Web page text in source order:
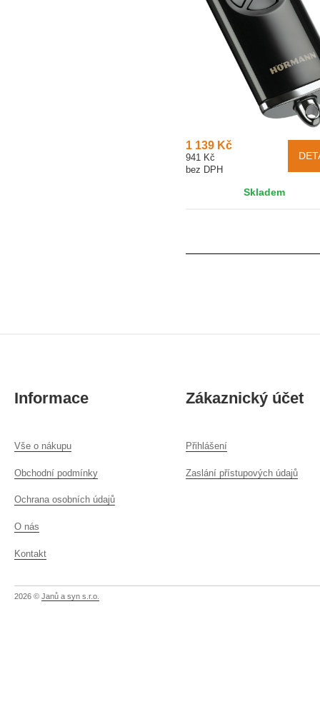
1 139 Kč
941 Kč
bez DPH
Skladem
Informace
Vše o nákupu
Obchodní podmínky
Ochrana osobních údajů
O nás
Kontakt
Zákaznický účet
Přihlášení
Zaslání přístupových údajů
2026 © Janů a syn s.r.o.